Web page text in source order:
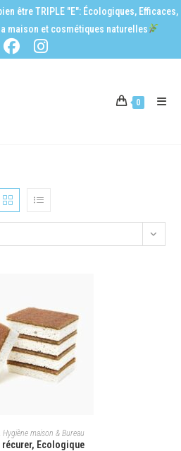
être TRIPLE "E": Écologiques, Efficaces,
maison et cosmétiques naturelles
0
AU PANIER
Hygiène maison & Bureau
récurer, Ecologique